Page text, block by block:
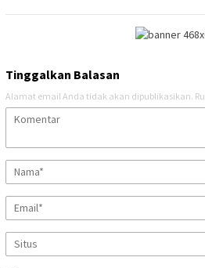
Tinggalkan Balasan
Alamat email Anda tidak akan dipublikasikan.